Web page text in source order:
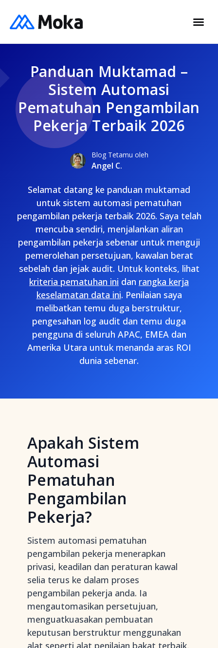
Panduan Muktamad –
Sistem Automasi
Pematuhan Pengambilan
Pekerja Terbaik 2026
Blog Tetamu oleh
Angel C.
Selamat datang ke panduan muktamad
untuk sistem automasi pematuhan
pengambilan pekerja terbaik 2026. Saya telah
mencuba sendiri, menjalankan aliran
pengambilan pekerja sebenar untuk menguji
pemerolehan persetujuan, kawalan berat
sebelah dan jejak audit. Untuk konteks, lihat
kriteria pematuhan ini dan rangka kerja
keselamatan data ini. Penilaian saya
melibatkan temu duga berstruktur,
pengesahan log audit dan temu duga
pengguna di seluruh APAC, EMEA dan
Amerika Utara untuk menanda aras ROI
dunia sebenar.
Apakah Sistem
Automasi
Pematuhan
Pengambilan
Pekerja?
Sistem automasi pematuhan
pengambilan pekerja menerapkan
privasi, keadilan dan peraturan kawal
selia terus ke dalam proses
pengambilan pekerja anda. Ia
mengautomasikan persetujuan,
menguatkuasakan pembuatan
keputusan berstruktur menggunakan
alat seperti alat penilaian bakat terbaik,